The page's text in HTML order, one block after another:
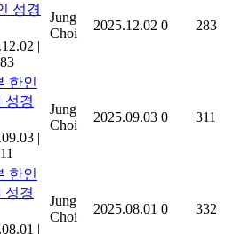
성경
|
Jung
Choi
2025.12.02 0 283
한인
성경
|
Jung
Choi
2025.09.03 0 311
한인
성경
|
Jung
Choi
2025.08.01 0 332